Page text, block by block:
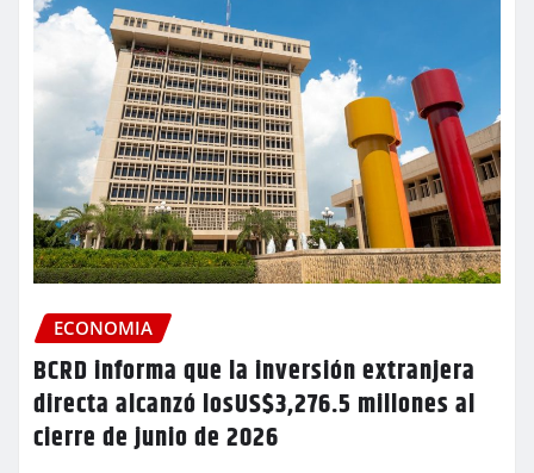
ECONOMIA
BCRD informa que la inversión extranjera
directa alcanzó losUS$3,276.5 millones al
cierre de junio de 2026